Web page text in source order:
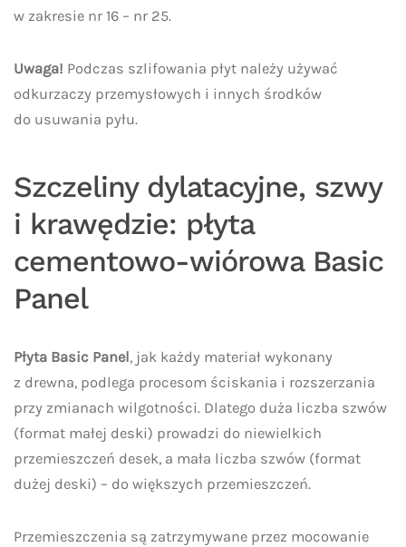
w zakresie nr 16 – nr 25.
Uwaga! Podczas szlifowania płyt należy używać
odkurzaczy przemysłowych i innych środków
do usuwania pyłu.
Szczeliny dylatacyjne, szwy
i krawędzie: płyta
cementowo-wiórowa Basic
Panel
Płyta Basic Panel, jak każdy materiał wykonany
z drewna, podlega procesom ściskania i rozszerzania
przy zmianach wilgotności. Dlatego duża liczba szwów
(format małej deski) prowadzi do niewielkich
przemieszczeń desek, a mała liczba szwów (format
dużej deski) – do większych przemieszczeń.
Przemieszczenia są zatrzymywane przez mocowanie